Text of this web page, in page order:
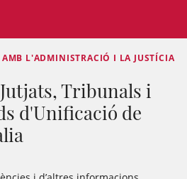
L'ADMINISTRACIÓ I LA JUSTÍCIA
Tribunals i
d'Unificació de